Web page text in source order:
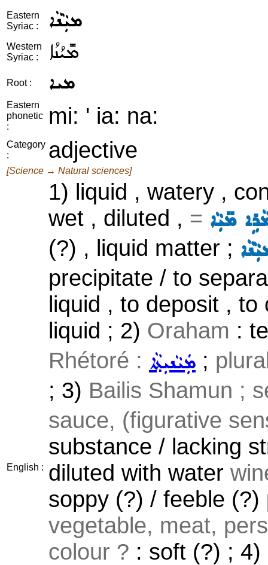
Eastern
Syriac :
ܡܝܼܵܢܵܐ
Western
Syriac :
ܡܺܝܳܢܳܐ
Root : ܡܝܐ
Eastern
phonetic
:
mi: ' ia: na:
Category
:
adjective
[Science → Natural sciences]
English :
1) liquid , watery ,
wet , diluted , = ܡ̈ܝܼܵܐ
(?) , liquid matter ;
precipitate / to
liquid , to deposit , to
liquid ; 2) Oraham :
Rhétoré : ܡܲܝܵܢܝܼܬ݂ܵܐ ;
; 3) Bailis Shamun ;
sauce, (figurative
substance / lacking
diluted with water
soppy (?) / feeble
vegetable, meat,
colour ? : soft (?) ; 4)